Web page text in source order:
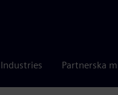
Industries Partnerska